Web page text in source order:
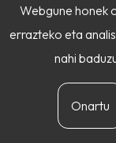
Webgune honek
errazteko eta
nahi
Onartu